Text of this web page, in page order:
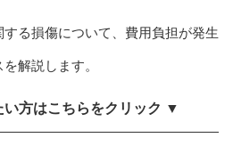
る損傷について、費用負担が発生
解説します。
方はこちらをクリック ▼